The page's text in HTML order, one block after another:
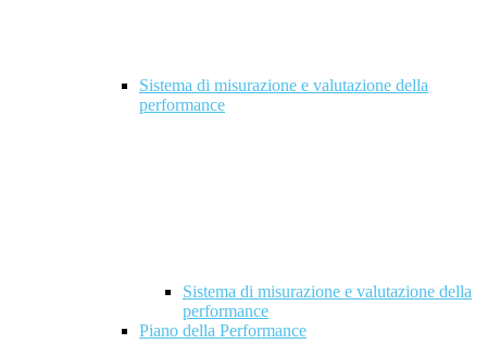
Sistema di misurazione e valutazione della
performance
Sistema di misurazione e valutazione della
performance
Piano della Performance